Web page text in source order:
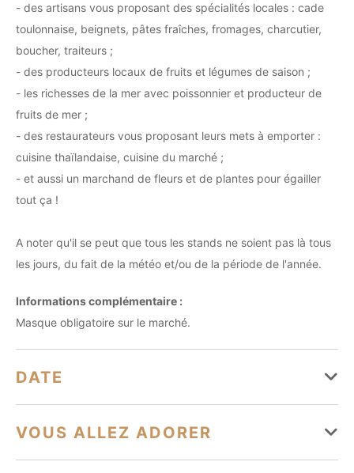
- des artisans vous proposant des spécialités locales : cade
toulonnaise, beignets, pâtes fraîches, fromages, charcutier,
boucher, traiteurs ;
- des producteurs locaux de fruits et légumes de saison ;
- les richesses de la mer avec poissonnier et producteur de
fruits de mer ;
- des restaurateurs vous proposant leurs mets à emporter :
cuisine thaïlandaise, cuisine du marché ;
- et aussi un marchand de fleurs et de plantes pour égailler
tout ça !
A noter qu'il se peut que tous les stands ne soient pas là tous
les jours, du fait de la météo et/ou de la période de l'année.
Informations complémentaire :
Masque obligatoire sur le marché.
DATE
Du 01 janvier au 31 décembre
Lundi Ouvert de 08h à 13h
VOUS ALLEZ ADORER